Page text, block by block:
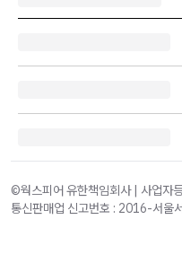
©웍스피어 유한책임회사 | 사업
통신판매업 신고번호 : 2016-서울